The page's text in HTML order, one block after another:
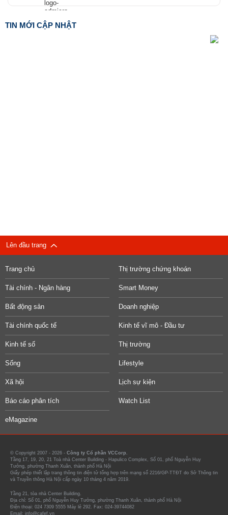
TIN MỚI CẬP NHẬT
Lên đầu trang
Trang chủ Thị trường chứng khoán
Tài chính - Ngân hàng Smart Money
Bất động sản Doanh nghiệp
Tài chính quốc tế Kinh tế vĩ mô - Đầu tư
Kinh tế số Thị trường
Sống Lifestyle
Xã hội Lịch sự kiện
Báo cáo phân tích Watch List
eMagazine
© Copyright 2007 - 2026 - Công ty Cổ phần VCCorp.
Tầng 17, 19, 20, 21 Toà nhà Center Building - Hapulico Complex, Số 01, phố Nguyễn Huy
Tưởng, phường Thanh Xuân, thành phố Hà Nội
Giấy phép thiết lập trang thông tin điện tử tổng hợp trên mạng số 2216/GP-TTĐT do Sở Thông tin
và Truyền thông Hà Nội cấp ngày 10 tháng 4 năm 2019.
Tầng 21, tòa nhà Center Building.
Địa chỉ: Số 01, phố Nguyễn Huy Tưởng, phường Thanh Xuân, thành phố Hà Nội
Điện thoại: 024 7309 5555 Máy lẻ 292. Fax: 024-39744082
Email: info@cafef.vn